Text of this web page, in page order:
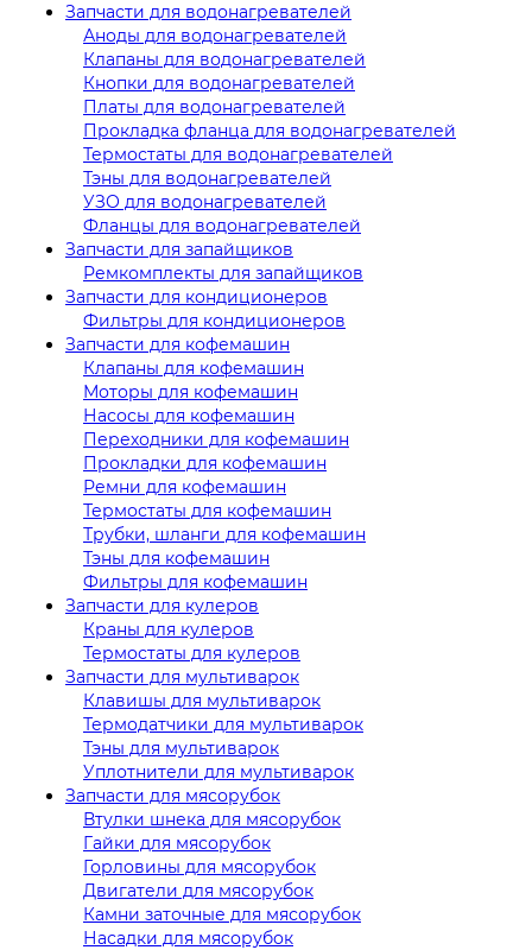
Запчасти для водонагревателей
Аноды для водонагревателей
Клапаны для водонагревателей
Кнопки для водонагревателей
Платы для водонагревателей
Прокладка фланца для водонагревателей
Термостаты для водонагревателей
Тэны для водонагревателей
УЗО для водонагревателей
Фланцы для водонагревателей
Запчасти для запайщиков
Ремкомплекты для запайщиков
Запчасти для кондиционеров
Фильтры для кондиционеров
Запчасти для кофемашин
Клапаны для кофемашин
Моторы для кофемашин
Насосы для кофемашин
Переходники для кофемашин
Прокладки для кофемашин
Ремни для кофемашин
Термостаты для кофемашин
Трубки, шланги для кофемашин
Тэны для кофемашин
Фильтры для кофемашин
Запчасти для кулеров
Краны для кулеров
Термостаты для кулеров
Запчасти для мультиварок
Клавишы для мультиварок
Термодатчики для мультиварок
Тэны для мультиварок
Уплотнители для мультиварок
Запчасти для мясорубок
Втулки шнека для мясорубок
Гайки для мясорубок
Горловины для мясорубок
Двигатели для мясорубок
Камни заточные для мясорубок
Насадки для мясорубок